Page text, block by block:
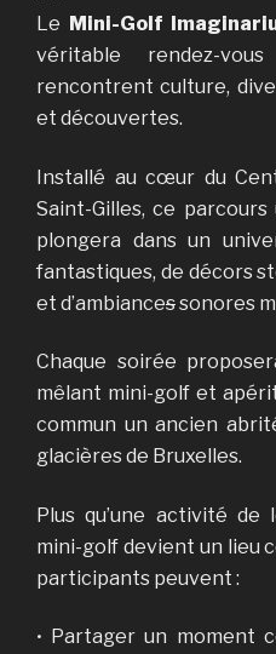
Le Mini-Golf
véritable rendez-vous
rencontrent culture,
et découvertes.
Installé au cœur du
Saint-Gilles, ce
plongera dans un
fantastiques, de décors
et d’ambiancessonores
Chaque soirée
mêlant mini-golf et
commun un ancien
glacières de Bruxelles.
Plus qu’une activité de
mini-golf devient un lieu
participants peuvent :
• Partager un moment